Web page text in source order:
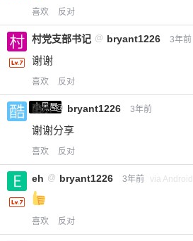
喜欢 反对
村党支部书记 @ bryant1226 3年前
谢谢
喜欢 反对
小黑屋
酷乐 @ bryant1226 3年前
谢谢分享
喜欢 反对
eh @ bryant1226 3年前 via Android
喜欢 反对